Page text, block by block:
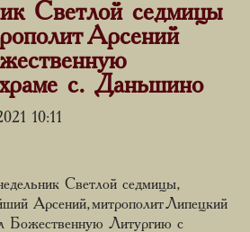
Светлой седмицы
Арсений
с. Даньшино
10:11
Светлой седмицы,
Арсений, митрополит Липецкий
Божественную Литургию с